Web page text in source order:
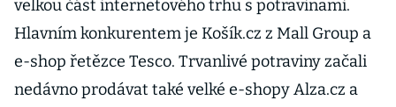
velkou část internetového trhu s potravinami.
Hlavním konkurentem je Košík.cz z Mall Group a
e-shop řetězce Tesco. Trvanlivé potraviny začali
nedávno prodávat také velké e-shopy Alza.cz a